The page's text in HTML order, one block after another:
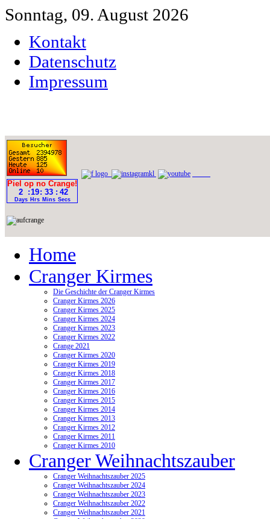
Sonntag, 09. August 2026
Kontakt
Datenschutz
Impressum
Home
Cranger Kirmes
Die Geschichte der Cranger Kirmes
Cranger Kirmes 2026
Cranger Kirmes 2025
Cranger Kirmes 2024
Cranger Kirmes 2023
Cranger Kirmes 2022
Crange 2021
Cranger Kirmes 2020
Cranger Kirmes 2019
Cranger Kirmes 2018
Cranger Kirmes 2017
Cranger Kirmes 2016
Cranger Kirmes 2015
Cranger Kirmes 2014
Cranger Kirmes 2013
Cranger Kirmes 2012
Cranger Kirmes 2011
Cranger Kirmes 2010
Cranger Weihnachtszauber
Cranger Weihnachtszauber 2025
Cranger Weihnachtszauber 2024
Cranger Weihnachtszauber 2023
Cranger Weihnachtszauber 2022
Cranger Weihnachtszauber 2021